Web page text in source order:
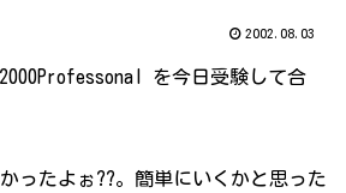
2002.08.03
を今日受験して合
ったよぉ??。簡単にいくかと思った